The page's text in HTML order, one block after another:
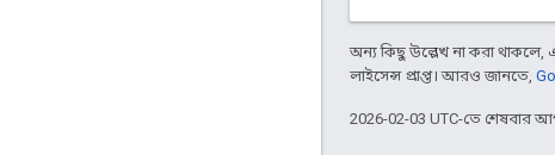
অন্য কিছু উল্লেখ না করা থাকলে,
লাইসেন্স প্রাপ্ত। আরও জানতে,
2026-02-03 UTC-তে শেষবার